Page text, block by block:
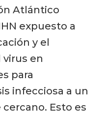
Atlántico
expuesto a
y el
en
para
infecciosa a un
Esto es